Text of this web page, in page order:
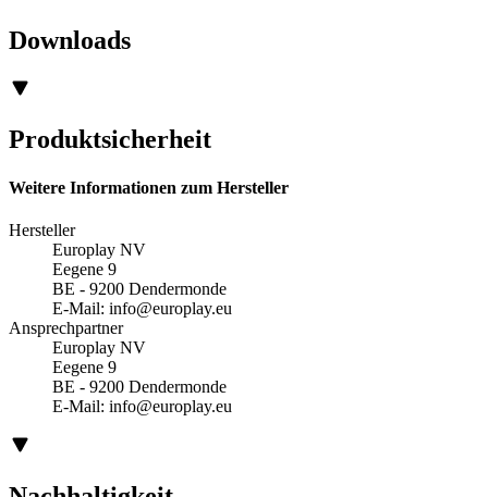
Downloads
Produktsicherheit
Weitere Informationen zum Hersteller
Hersteller
Europlay NV
Eegene 9
BE - 9200 Dendermonde
E-Mail: info@europlay.eu
Ansprechpartner
Europlay NV
Eegene 9
BE - 9200 Dendermonde
E-Mail: info@europlay.eu